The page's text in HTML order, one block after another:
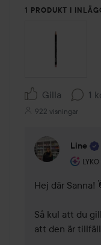
1 PRODUKT I
Gilla 1
922 visningar
Line
Hej där Sanna!
Så kul att du
att den är